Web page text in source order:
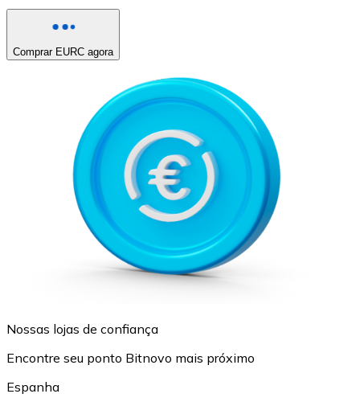
Comprar EURC agora
Nossas lojas de confiança
Encontre seu ponto Bitnovo mais próximo
Espanha